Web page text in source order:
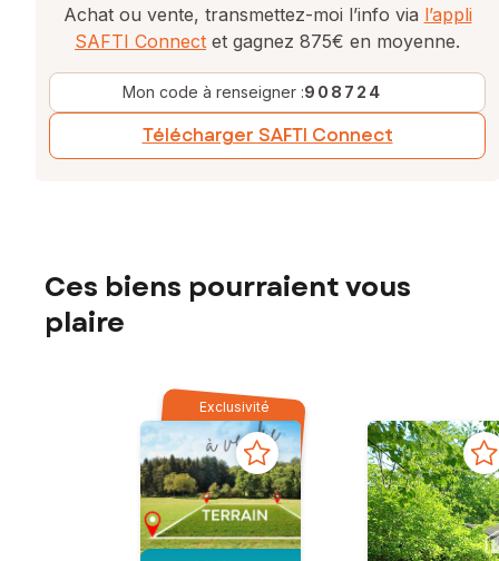
Achat ou vente, transmettez-moi l’info via l’appli
SAFTI Connect et gagnez 875€ en moyenne.
Mon code à renseigner :908724
Télécharger SAFTI Connect
Ces biens pourraient vous
plaire
Exclusivité